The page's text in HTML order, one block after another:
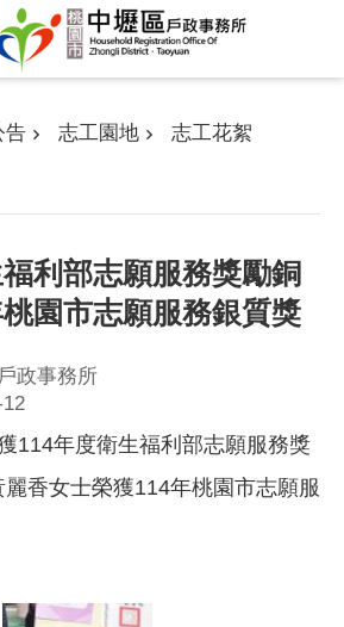
告 志工園地 志工花絮
利部志願服務獎勵銅
園市志願服務銀質獎
政事務所
114年度衛生福利部志願服務獎
香女士榮獲114年桃園市志願服